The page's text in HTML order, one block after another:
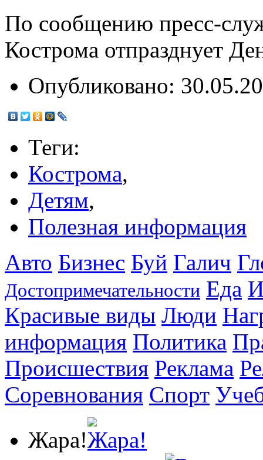
По сообщению пресс-
Кострома отпразднует
Опубликовано:
Теги:
Кострома,
Детям,
Полезная информация
Авто Бизнес Буй Галич
Достопримечательности Еда
Красивые виды Люди
информация Политика
Происшествия Реклама
Соревнования Спорт
Жара!